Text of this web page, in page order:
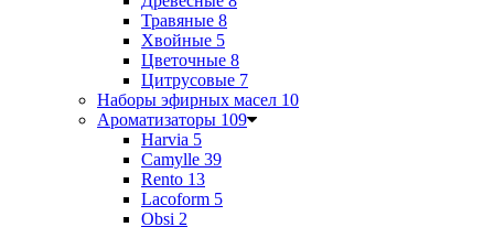
Травяные 8
Хвойные 5
Цветочные 8
Цитрусовые 7
Наборы эфирных масел 10
Ароматизаторы 109
Harvia 5
Camylle 39
Rento 13
Lacoform 5
Obsi 2